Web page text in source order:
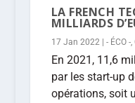
LA FRENCH
MILLIARDS
17 Jan 2022| - ÉCO -,
En 2021, 11,6
par les start-up
opérations, soit